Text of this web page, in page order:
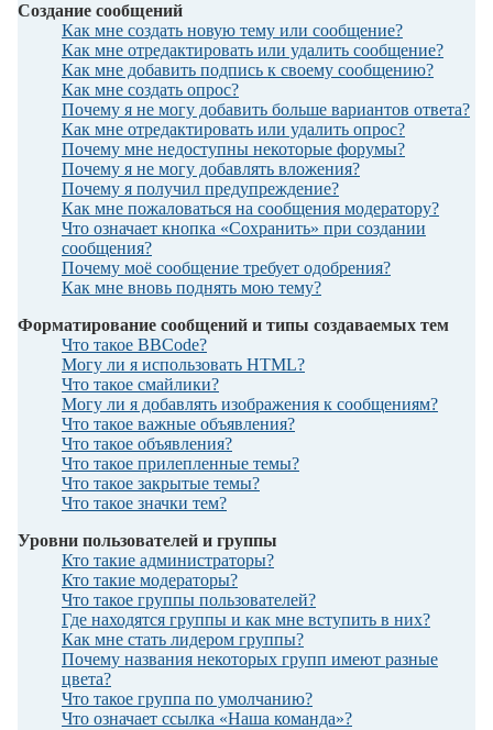
Создание сообщений
Как мне создать новую тему или сообщение?
Как мне отредактировать или удалить сообщение?
Как мне добавить подпись к своему сообщению?
Как мне создать опрос?
Почему я не могу добавить больше вариантов ответа?
Как мне отредактировать или удалить опрос?
Почему мне недоступны некоторые форумы?
Почему я не могу добавлять вложения?
Почему я получил предупреждение?
Как мне пожаловаться на сообщения модератору?
Что означает кнопка «Сохранить» при создании
сообщения?
Почему моё сообщение требует одобрения?
Как мне вновь поднять мою тему?
Форматирование сообщений и типы создаваемых тем
Что такое BBCode?
Могу ли я использовать HTML?
Что такое смайлики?
Могу ли я добавлять изображения к сообщениям?
Что такое важные объявления?
Что такое объявления?
Что такое прилепленные темы?
Что такое закрытые темы?
Что такое значки тем?
Уровни пользователей и группы
Кто такие администраторы?
Кто такие модераторы?
Что такое группы пользователей?
Где находятся группы и как мне вступить в них?
Как мне стать лидером группы?
Почему названия некоторых групп имеют разные
цвета?
Что такое группа по умолчанию?
Что означает ссылка «Наша команда»?